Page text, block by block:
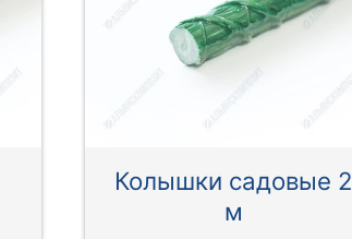
Колышки садовые 2
м